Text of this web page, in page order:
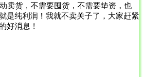
卖货，不需要囤货，不需要垫资，也
是纯利润！我就不卖关子了，大家赶紧
好消息！